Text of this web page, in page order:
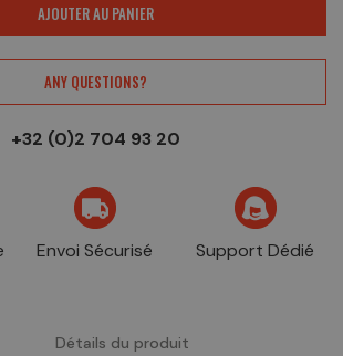
AJOUTER AU PANIER
ANY QUESTIONS?
+32 (0)2 704 93 20
Envoi Sécurisé Support Dédié
Détails du produit